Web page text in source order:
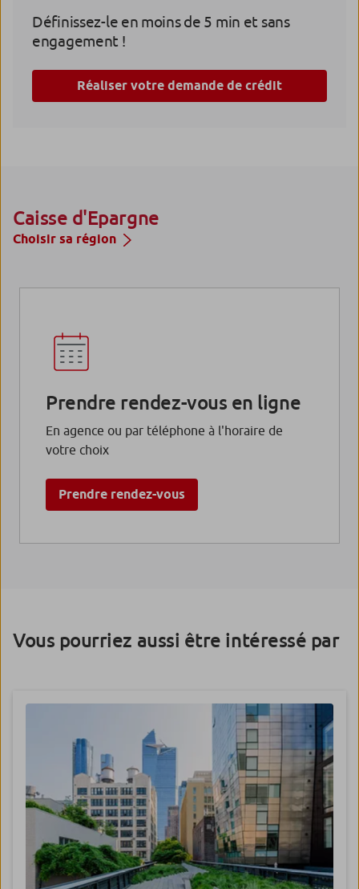
Définissez-le en moins de 5 min et sans
engagement !
Réaliser votre demande de crédit
Caisse d'Epargne
Choisir sa région
Prendre rendez-vous en ligne
En agence ou par téléphone à l'horaire de
votre choix
Prendre rendez-vous
Vous pourriez aussi être intéressé par